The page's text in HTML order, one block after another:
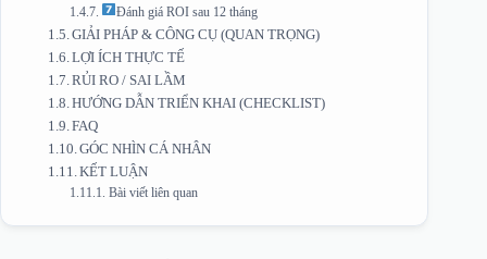
Đánh giá ROI sau 12 tháng
GIẢI PHÁP & CÔNG CỤ (QUAN TRỌNG)
LỢI ÍCH THỰC TẾ
RỦI RO / SAI LẦM
HƯỚNG DẪN TRIỂN KHAI (CHECKLIST)
FAQ
GÓC NHÌN CÁ NHÂN
KẾT LUẬN
Bài viết liên quan